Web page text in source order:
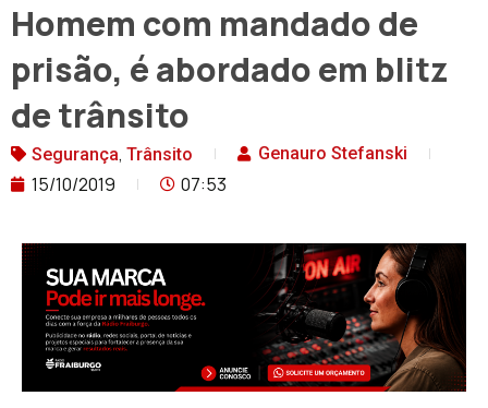
Homem com mandado de
prisão, é abordado em blitz
de trânsito
Segurança, Trânsito Genauro Stefanski
15/10/2019 07:53